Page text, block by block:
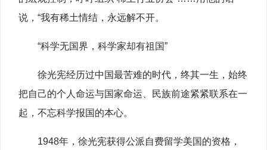
说，“我有稀土情结，永远解不开。
“科学无国界，科学家却有祖国”
徐光宪经历过中国最苦难的时代，终其一生，始终
把自己的个人命运与国家命运、民族前途紧紧联系在一
起，不忘科学报国的本心。
1948年，徐光宪获得公派自费留学美国的资格，